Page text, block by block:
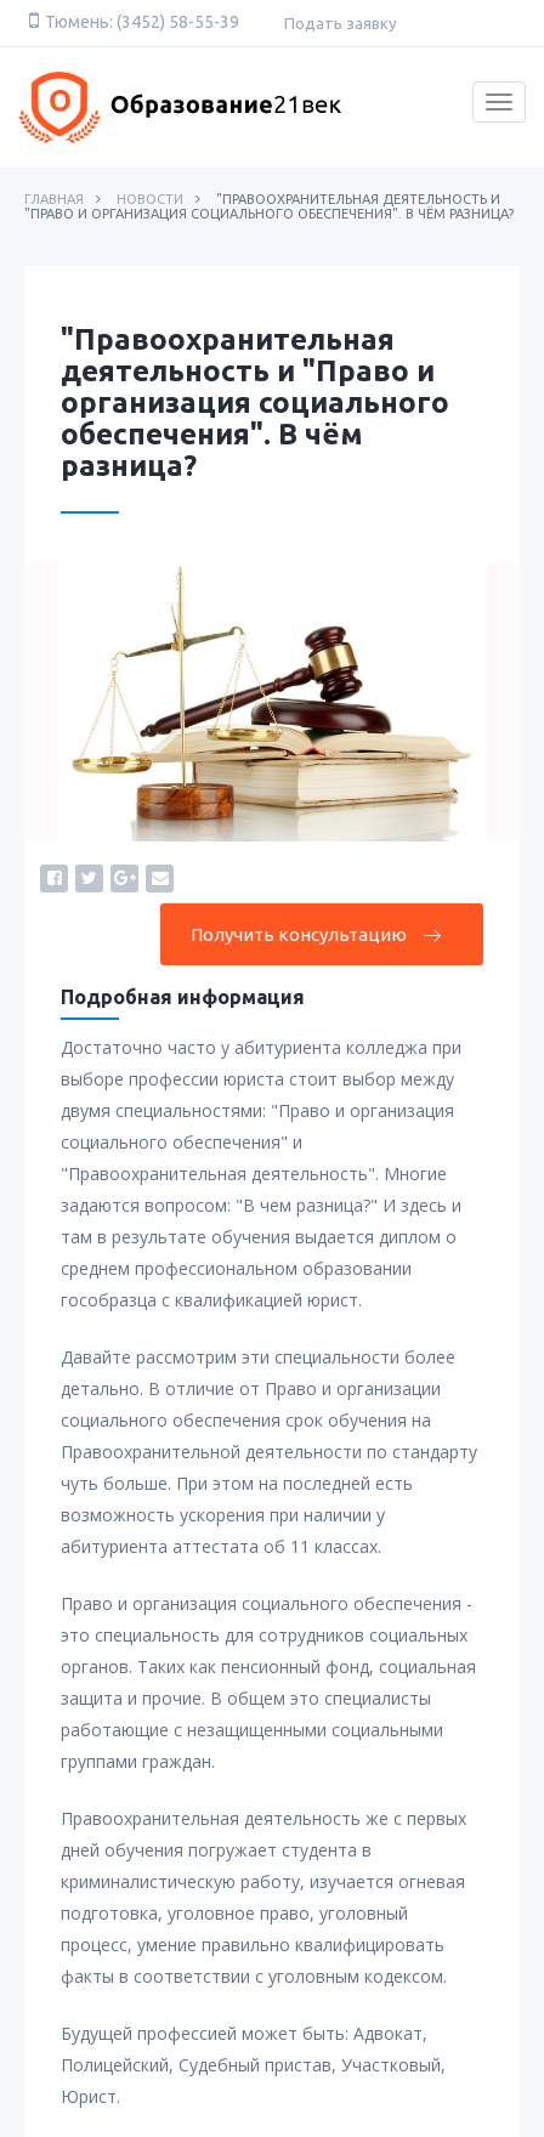
Skip
content
Тюмень: (3452) 58-55-39 Подать заявку
ГЛАВНАЯ НОВОСТИ
"ПРАВООХРАНИТЕЛЬНАЯ ДЕЯТЕЛЬНОСТЬ И
"ПРАВО И ОРГАНИЗАЦИЯ СОЦИАЛЬНОГО ОБЕСПЕЧЕНИЯ". В ЧЁМ РАЗНИЦА?
"Правоохранительная
деятельность и "Право и
организация социального
обеспечения". В чём
разница?
Получить консультацию
Подробная информация
Достаточно часто у абитуриента колледжа при
выборе профессии юриста стоит выбор между
двумя специальностями: "Право и организация
социального обеспечения" и
"Правоохранительная деятельность". Многие
задаются вопросом: "В чем разница?" И здесь и
там в результате обучения выдается диплом о
среднем профессиональном образовании
гособразца с квалификацией юрист.
Давайте рассмотрим эти специальности более
детально. В отличие от Право и организации
социального обеспечения срок обучения на
Правоохранительной деятельности по стандарту
чуть больше. При этом на последней есть
возможность ускорения при наличии у
абитуриента аттестата об 11 классах.
Право и организация социального обеспечения -
это специальность для сотрудников социальных
органов. Таких как пенсионный фонд, социальная
защита и прочие. В общем это специалисты
работающие с незащищенными социальными
группами граждан.
Правоохранительная деятельность же с первых
дней обучения погружает студента в
криминалистическую работу, изучается огневая
подготовка, уголовное право, уголовный
процесс, умение правильно квалифицировать
факты в соответствии с уголовным кодексом.
Будущей профессией может быть: Адвокат,
Полицейский, Судебный пристав, Участковый,
Юрист.